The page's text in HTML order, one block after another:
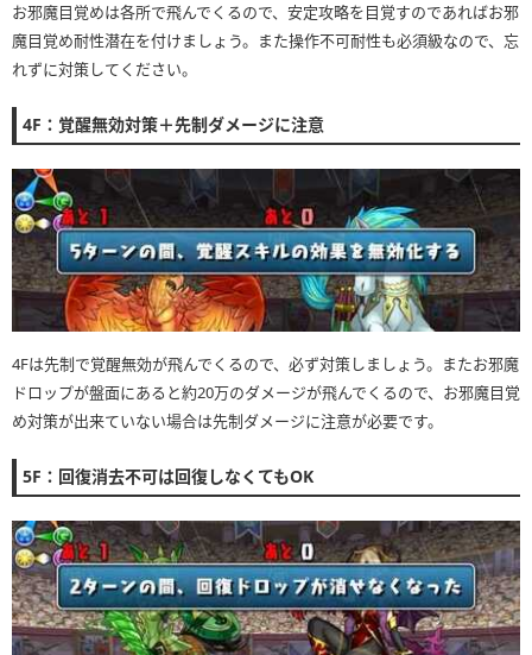
お邪魔目覚めは各所で飛んでくるので、安定攻略を目覚すのであればお邪
魔目覚め耐性潜在を付けましょう。また操作不可耐性も必須級なので、忘
れずに対策してください。
4F：覚醒無効対策＋先制ダメージに注意
4Fは先制で覚醒無効が飛んでくるので、必ず対策しましょう。またお邪魔
ドロップが盤面にあると約20万のダメージが飛んでくるので、お邪魔目覚
め対策が出来ていない場合は先制ダメージに注意が必要です。
5F：回復消去不可は回復しなくてもOK